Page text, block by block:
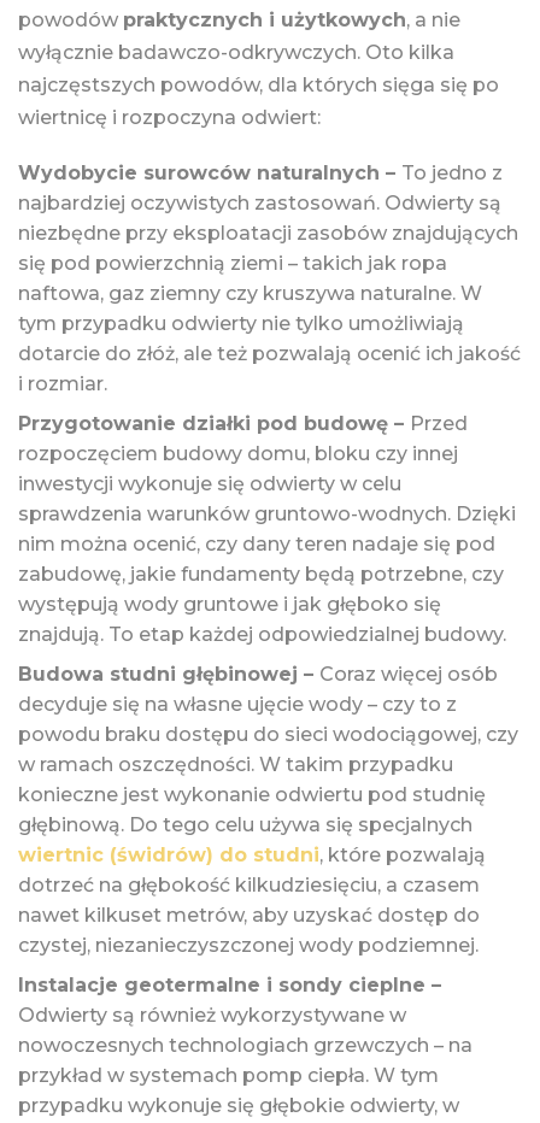
powodów praktycznych i użytkowych, a nie
wyłącznie badawczo-odkrywczych. Oto kilka
najczęstszych powodów, dla których sięga się po
wiertnicę i rozpoczyna odwiert:
Wydobycie surowców naturalnych – To jedno z
najbardziej oczywistych zastosowań. Odwierty są
niezbędne przy eksploatacji zasobów znajdujących
się pod powierzchnią ziemi – takich jak ropa
naftowa, gaz ziemny czy kruszywa naturalne. W
tym przypadku odwierty nie tylko umożliwiają
dotarcie do złóż, ale też pozwalają ocenić ich jakość
i rozmiar.
Przygotowanie działki pod budowę – Przed
rozpoczęciem budowy domu, bloku czy innej
inwestycji wykonuje się odwierty w celu
sprawdzenia warunków gruntowo-wodnych. Dzięki
nim można ocenić, czy dany teren nadaje się pod
zabudowę, jakie fundamenty będą potrzebne, czy
występują wody gruntowe i jak głęboko się
znajdują. To etap każdej odpowiedzialnej budowy.
Budowa studni głębinowej – Coraz więcej osób
decyduje się na własne ujęcie wody – czy to z
powodu braku dostępu do sieci wodociągowej, czy
w ramach oszczędności. W takim przypadku
konieczne jest wykonanie odwiertu pod studnię
głębinową. Do tego celu używa się specjalnych
wiertnic (świdrów) do studni, które pozwalają
dotrzeć na głębokość kilkudziesięciu, a czasem
nawet kilkuset metrów, aby uzyskać dostęp do
czystej, niezanieczyszczonej wody podziemnej.
Instalacje geotermalne i sondy cieplne –
Odwierty są również wykorzystywane w
nowoczesnych technologiach grzewczych – na
przykład w systemach pomp ciepła. W tym
przypadku wykonuje się głębokie odwierty, w